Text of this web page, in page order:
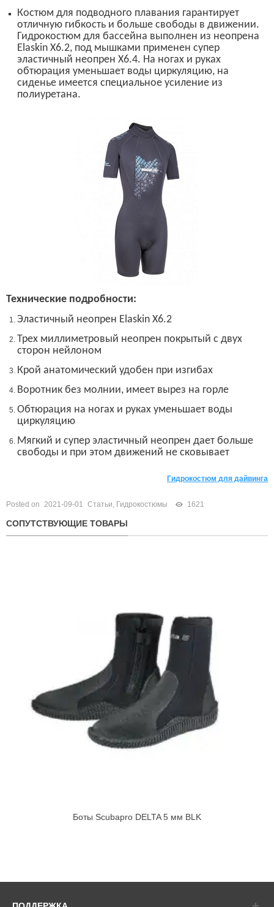
Костюм для подводного плавания гарантирует
отличную гибкость и больше свободы в движении.
Гидрокостюм для бассейна выполнен из неопрена
Elaskin X6.2, под мышками применен супер
эластичный неопрен X6.4. На ногах и руках
обтюрация уменьшает воды циркуляцию, на
сиденье имеется специальное усиление из
полиуретана.
Технические подробности:
Эластичный неопрен Elaskin X6.2
Трех миллиметровый неопрен покрытый с двух
сторон нейлоном
Крой анатомический удобен при изгибах
Воротник без молнии, имеет вырез на горле
Обтюрация на ногах и руках уменьшает воды
циркуляцию
Мягкий и супер эластичный неопрен дает больше
свободы и при этом движений не сковывает
Гидрокостюм для дайвинга
Posted on 2021-09-01 Статьи Гидрокостюмы 1621
СОПУТСТВУЮЩИЕ ТОВАРЫ
Боты Scubapro DELTA 5 мм BLK